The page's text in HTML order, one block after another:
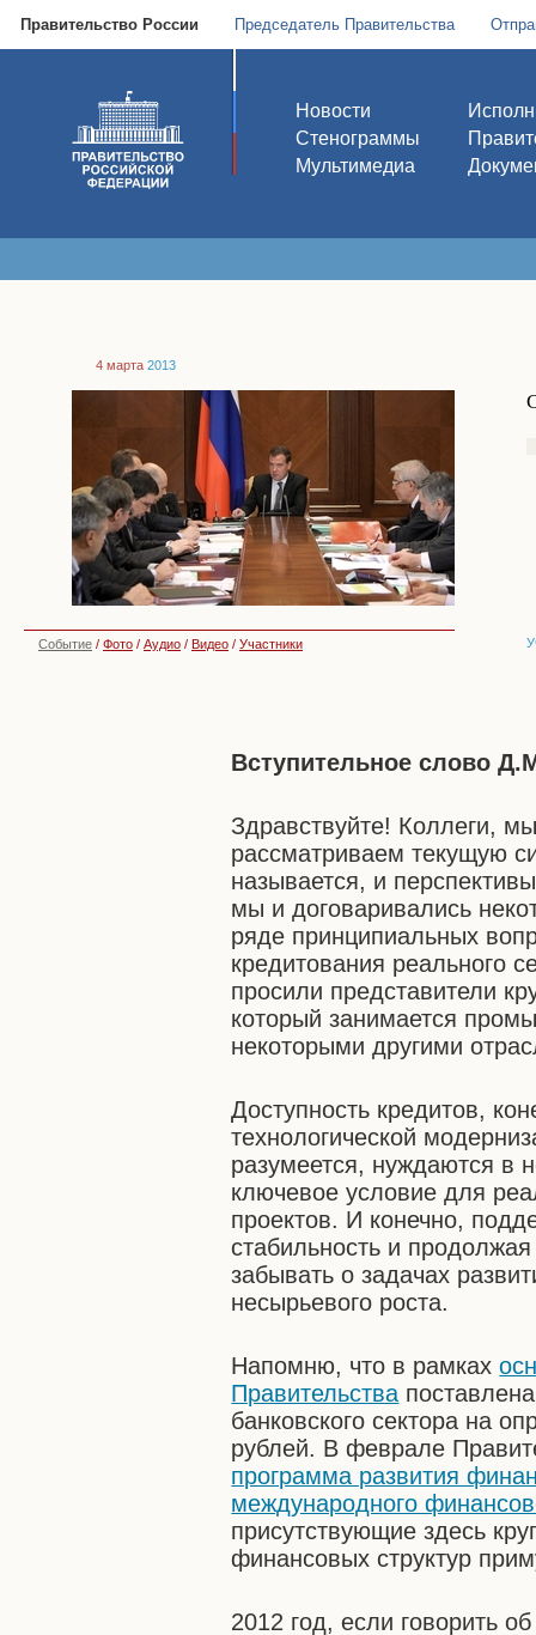
Правительство России Председатель Правительства
Новости
Стенограммы
Мультимедиа
4 марта 2013
Событие / Фото / Аудио / Видео / Участники
Вступительное слово
Здравствуйте! Коллеги,
рассматриваем текущую
называется, и
мы и договаривались
ряде принципиальных
кредитования реального
просили представители
который занимается
некоторыми другими
Доступность кредитов,
технологической
разумеется, нуждаются в
ключевое условие для
проектов. И конечно,
стабильность и
забывать о задачах
несырьевого роста.
Напомню, что в рамках
Правительства
банковского сектора на
рублей. В феврале
программа развития
международного
присутствующие здесь
финансовых структур
2012 год, если говорить